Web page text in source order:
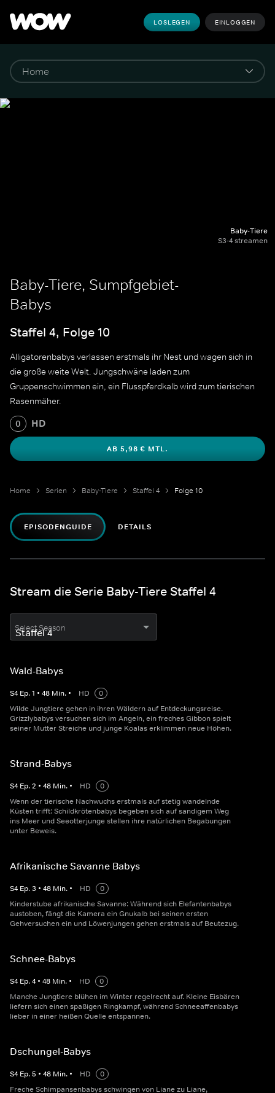
LOSLEGEN EINLOGGEN
Baby-Tiere
S3-4 streamen
Baby-Tiere, Sumpfgebiet-
Babys
Staffel 4, Folge 10
Alligatorenbabys verlassen erstmals ihr Nest und wagen sich in
die große weite Welt. Jungschwäne laden zum
Gruppenschwimmen ein, ein Flusspferdkalb wird zum tierischen
Rasenmäher.
0 HD
AB 5,98 € MTL.
Home Serien Baby-Tiere Staffel 4 Folge 10
EPISODENGUIDE DETAILS
Stream die Serie Baby-Tiere Staffel 4
Select Season
Wald-Babys
S4 Ep.1 • 48 Min. • HD
0
Wilde Jungtiere gehen in ihren Wäldern auf Entdeckungsreise.
Grizzlybabys versuchen sich im Angeln, ein freches Gibbon spielt
seiner Mutter Streiche und junge Koalas erklimmen neue Höhen.
Strand-Babys
S4 Ep.2 • 48 Min. • HD
0
Wenn der tierische Nachwuchs erstmals auf stetig wandelnde
Küsten trifft: Schildkrötenbabys begeben sich auf sandigem Weg
ins Meer und Seeotterjunge stellen ihre natürlichen Begabungen
unter Beweis.
Afrikanische Savanne Babys
S4 Ep.3 • 48 Min. • HD
0
Kinderstube afrikanische Savanne: Während sich Elefantenbabys
austoben, fängt die Kamera ein Gnukalb bei seinen ersten
Gehversuchen ein und Löwenjungen gehen erstmals auf Beutezug.
Schnee-Babys
S4 Ep.4 • 48 Min. • HD
0
Manche Jungtiere blühen im Winter regelrecht auf. Kleine Eisbären
liefern sich einen spaßigen Ringkampf, während Schneeaffenbabys
lieber in einer heißen Quelle entspannen.
Dschungel-Babys
S4 Ep.5 • 48 Min. • HD
0
Freche Schimpansenbabys schwingen von Liane zu Liane,